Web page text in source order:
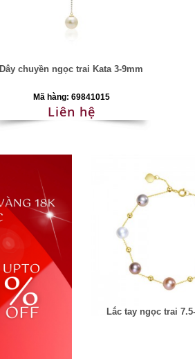
Dây chuyền ngọc trai Kata 3-9mm
Mã hàng: 69841015
Liên hệ
Lắc tay ngọc trai